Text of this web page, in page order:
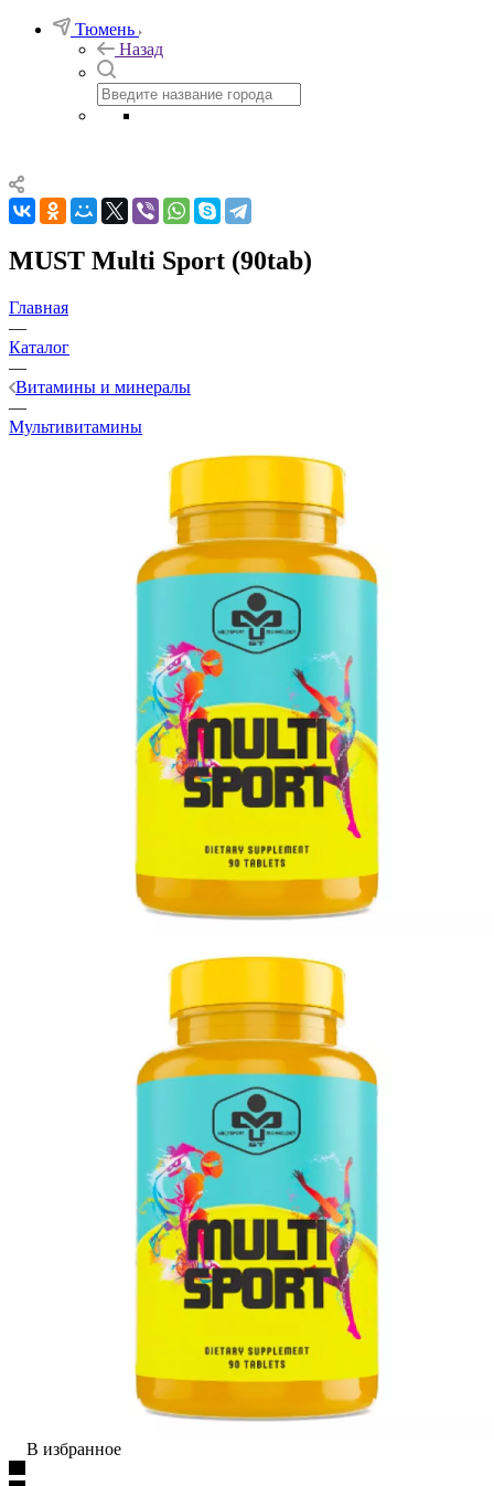
Тюмень
Назад
MUST Multi Sport (90tab)
Главная
—
Каталог
—
Витамины и минералы
—
Мультивитамины
В избранное